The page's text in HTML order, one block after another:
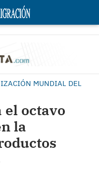
MUNDIAL DEL
el octavo
la